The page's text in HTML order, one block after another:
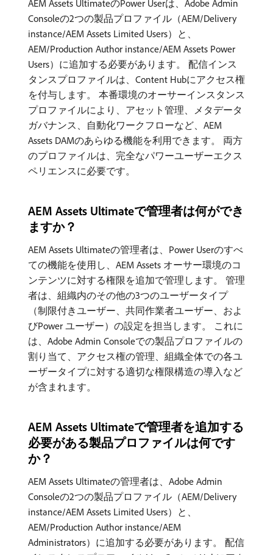
AEM Assets UltimateのPower Userは、Adobe Admin
Consoleの2つの製品プロファイル（AEM/Delivery
instance/AEM Assets Limited Users）と、
AEM/Production Author instance/AEM Assets Power
Users）に追加する必要があります。 配信インス
タンスプロファイルは、Content Hubにアクセス権
を付与します。 本番環境のオーサーインスタンス
プロファイルにより、アセット管理、メタデータ
ガバナンス、自動化ワークフローなど、AEM
Assets DAMのあらゆる機能を利用できます。 両方
のプロファイルは、完全なパワーユーザーエクス
ペリエンスに必要です。
AEM Assets Ultimateで管理者は何ができ
ますか？
AEM Assets Ultimateの管理者は、Power Userのすべ
ての機能を使用し、AEM Assets オーサー環境のコ
ンテンツに対する権限を追加で管理します。 管理
者は、組織内のその他の3つのユーザータイプ
（制限付きユーザー、共同作業者ユーザー、およ
びPower ユーザー）の設定を担当します。 これに
は、Adobe Admin Consoleでの製品プロファイルの
割り当て、アクセス権の管理、組織全体での各ユ
ーザータイプに対する適切な権限構造の導入など
が含まれます。
AEM Assets Ultimateで管理者を追加する
必要がある製品プロファイルは何です
か？
AEM Assets Ultimateの管理者は、Adobe Admin
Consoleの2つの製品プロファイル（AEM/Delivery
instance/AEM Assets Limited Users）と、
AEM/Production Author instance/AEM
Administrators）に追加する必要があります。 配信